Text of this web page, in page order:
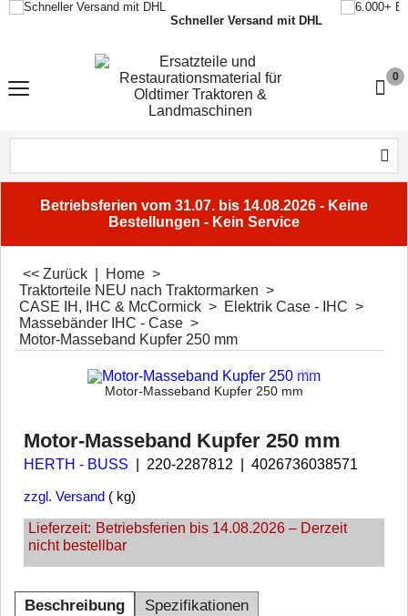
Schneller Versand mit DHL
0
Betriebsferien vom 31.07. bis 14.08.2026 - Keine
Bestellungen - Kein Service
<< Zurück Home >
Traktorteile NEU nach Traktormarken >
CASE IH, IHC & McCormick > Elektrik Case - IHC >
Massebänder IHC - Case >
Motor-Masseband Kupfer 250 mm
Motor-Masseband Kupfer 250 mm
Motor-Masseband Kupfer 250 mm
HERTH - BUSS 220-2287812 4026736038571
zzgl. Versand kg
Lieferzeit: Betriebsferien bis 14.08.2026 – Derzeit
nicht bestellbar
Beschreibung Spezifikationen